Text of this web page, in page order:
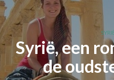
Syrië, een
de